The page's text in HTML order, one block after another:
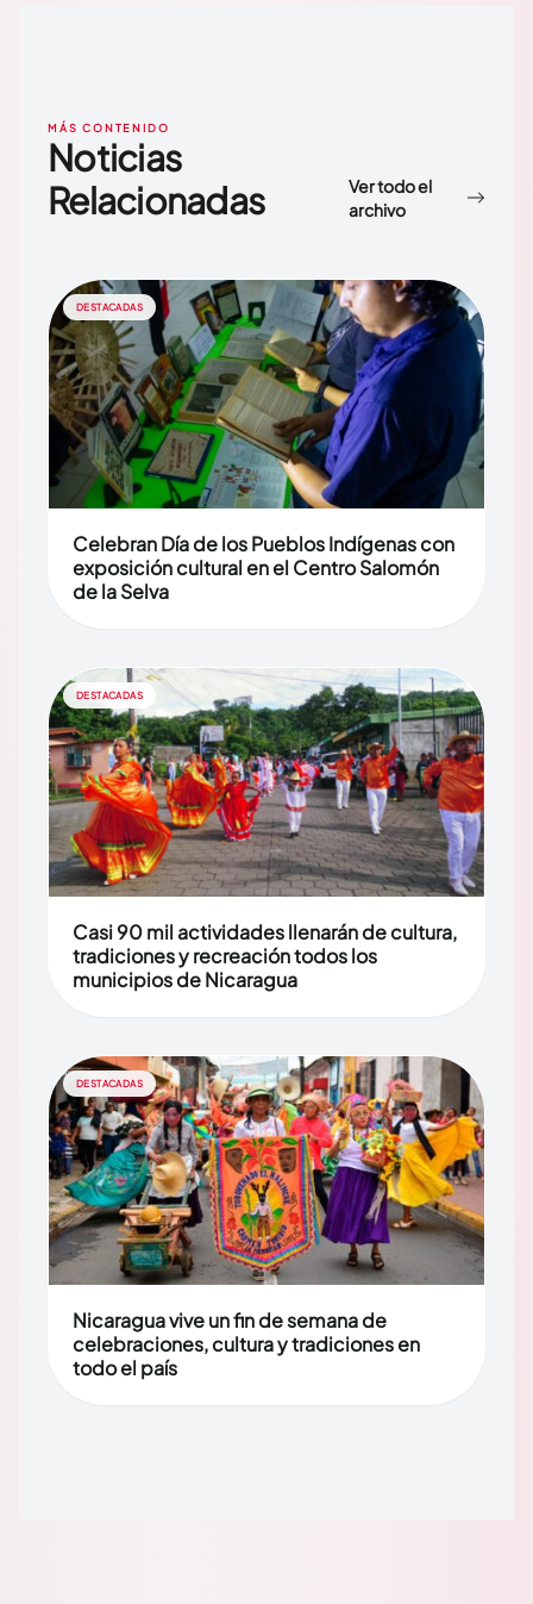
MÁS CONTENIDO
Noticias
Relacionadas
Ver todo el
archivo
DESTACADAS
Celebran Día de los Pueblos Indígenas con
exposición cultural en el Centro Salomón
de la Selva
DESTACADAS
Casi 90 mil actividades llenarán de cultura,
tradiciones y recreación todos los
municipios de Nicaragua
DESTACADAS
Nicaragua vive un fin de semana de
celebraciones, cultura y tradiciones en
todo el país